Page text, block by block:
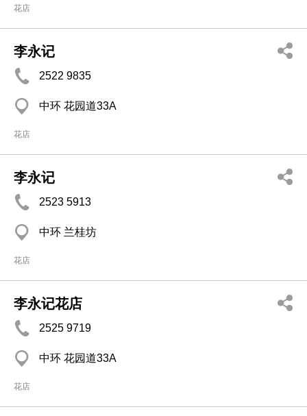
花店
李永记
2522 9835
中环 花园道33A
花店
李永记
2523 5913
中环 兰桂坊
花店
李永记花店
2525 9719
中环 花园道33A
花店